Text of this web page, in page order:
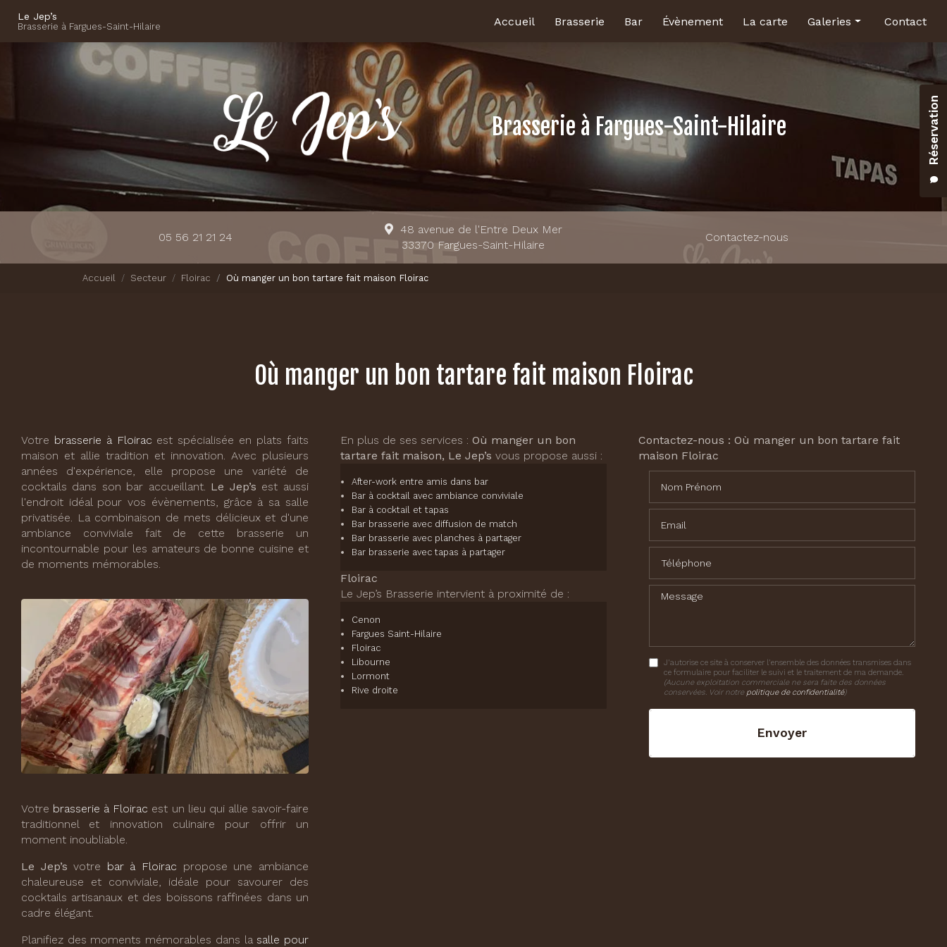
Le Jep’s
Brasserie à Fargues-Saint-Hilaire
Réservation
Accueil
Brasserie Bar Évènement La carte Galeries
Brasserie
Contact
Brasserie à Fargues-Saint-Hilaire
05 56 21 21 24
48 avenue de l'Entre Deux Mer
33370 Fargues-Saint-Hilaire
Contactez-nous
Accueil Secteur Floirac Où manger un bon tartare fait maison Floirac
Où manger un bon tartare fait maison Floirac
Votre brasserie à Floirac est spécialisée en plats faits
maison et allie tradition et innovation. Avec plusieurs
années d'expérience, elle propose une variété de
cocktails dans son bar accueillant. Le Jep’s est aussi
l'endroit idéal pour vos évènements, grâce à sa salle
privatisée. La combinaison de mets délicieux et d'une
ambiance conviviale fait de cette brasserie un
incontournable pour les amateurs de bonne cuisine et
de moments mémorables.
Votre brasserie à Floirac est un lieu qui allie savoir-faire
traditionnel et innovation culinaire pour offrir un
moment inoubliable.
Le Jep’svotre bar à Floirac propose une ambiance
chaleureuse et conviviale, idéale pour savourer des
cocktails artisanaux et des boissons raffinées dans un
cadre élégant.
Planifiez des moments mémorables dans la salle pour
En plus de ses services : Où manger un bon
tartare fait maison, Le Jep’s vous propose aussi :
After-work entre amis dans bar
Bar à cocktail avec ambiance conviviale
Bar à cocktail et tapas
Bar brasserie avec diffusion de match
Bar brasserie avec planches à partager
Bar brasserie avec tapas à partager
Floirac
Le Jep’s Brasserie intervient à proximité de :
Cenon
Fargues Saint-Hilaire
Floirac
Libourne
Lormont
Rive droite
Contactez-nous : Où manger un bon tartare fait
maison Floirac
Message
J'autorise ce site à conserver l'ensemble des données transmises dans
ce formulaire pour faciliter le suivi et le traitement de ma demande.
(Aucune exploitation commerciale ne sera faite des données
conservées. Voir notre politique de confidentialité)